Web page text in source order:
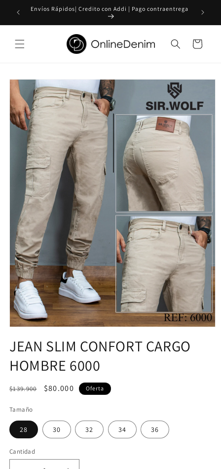
directamenteEnvíos Rápidos| Credito con Addi | Pago contraentrega
Carrito
directamente
a la
información
del producto
JEAN SLIM CONFORT CARGO
HOMBRE 6000
Precio
$139.900
Precio
$80.000 Oferta
Tamaño
28 30 32 34 36
Cantidad